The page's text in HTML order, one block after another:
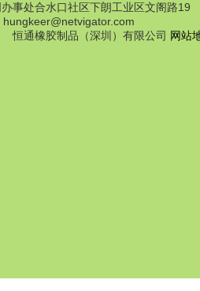
事处合水口社区下朗工业区文阁路19
通橡胶制品（深圳）有限公司 网站